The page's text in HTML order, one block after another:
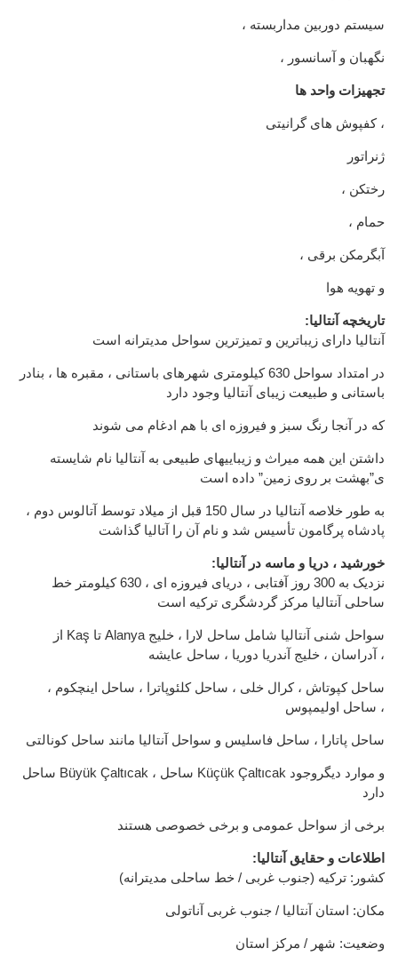
، سیستم دوربین مداربسته
، نگهبان و آسانسور
تجهیزات واحد ها
کفپوش های گرانیتی ،
ژنراتور
، رختکن
، حمام
، آبگرمکن برقی
و تهویه هوا
:تاریخچه آنتالیا
آنتالیا دارای زیباترین و تمیزترین سواحل مدیترانه است
در امتداد سواحل 630 کیلومتری شهرهای باستانی ، مقبره ها ، بنادر
باستانی و طبیعت زیبای آنتالیا وجود دارد
که در آنجا رنگ سبز و فیروزه ای با هم ادغام می شوند
داشتن این همه میراث و زیباییهای طبیعی به آنتالیا نام شایسته
ی”بهشت بر روی زمین” داده است
به طور خلاصه آنتالیا در سال 150 قبل از میلاد توسط آتالوس دوم ،
پادشاه پرگامون تأسیس شد و نام آن را آتالیا گذاشت
:خورشید ، دریا و ماسه در آنتالیا
نزدیک به 300 روز آفتابی ، دریای فیروزه ای ، 630 کیلومتر خط
ساحلی آنتالیا مرکز گردشگری ترکیه است
از Kaş تا Alanya سواحل شنی آنتالیا شامل ساحل لارا ، خلیج
آدراسان ، خلیج آندریا دوریا ، ساحل عایشه ،
ساحل کپوتاش ، کرال خلی ، ساحل کلئوپاترا ، ساحل اینچکوم ،
ساحل اولیمپوس ،
ساحل پاتارا ، ساحل فاسلیس و سواحل آنتالیا مانند ساحل کونالتی
ساحل Büyük Çaltıcak ، ساحل Küçük Çaltıcak و موارد دیگروجود
دارد
برخی از سواحل عمومی و برخی خصوصی هستند
:اطلاعات و حقایق آنتالیا
کشور: ترکیه (جنوب غربی / خط ساحلی مدیترانه)
مکان: استان آنتالیا / جنوب غربی آناتولی
وضعیت: شهر / مرکز استان